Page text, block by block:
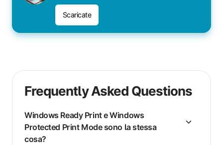
Scaricate
Frequently Asked Questions
Windows Ready Print e Windows
Protected Print Mode sono la stessa
cosa?